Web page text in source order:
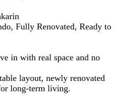
Fully Renovated, Ready to
in with real space and no
layout, newly renovated
long-term living.